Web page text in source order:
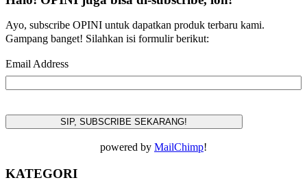
Ayo, subscribe OPINI untuk dapatkan produk terbaru kami.
Gampang banget! Silahkan isi formulir berikut:
Email Address
powered by MailChimp!
KATEGORI